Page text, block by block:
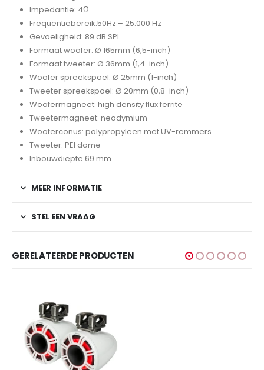
Impedantie: 4Ω
Frequentiebereik:50Hz – 25.000 Hz
Gevoeligheid: 89 dB SPL
Formaat woofer: Ø 165mm (6,5-inch)
Formaat tweeter: Ø 36mm (1,4-inch)
Woofer spreekspoel: Ø 25mm (1-inch)
Tweeter spreekspoel: Ø 20mm (0,8-inch)
Woofermagneet: high density flux ferrite
Tweetermagneet: neodymium
Wooferconus: polypropyleen met UV-remmers
Tweeter: PEI dome
Inbouwdiepte 69 mm
MEER INFORMATIE
STEL EEN VRAAG
GERELATEERDE PRODUCTEN